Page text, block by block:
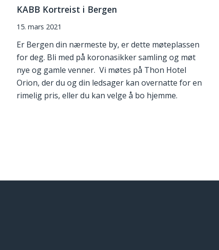
KABB Kortreist i Bergen
15. mars 2021
Er Bergen din nærmeste by, er dette møteplassen
for deg. Bli med på koronasikker samling og møt
nye og gamle venner. Vi møtes på Thon Hotel
Orion, der du og din ledsager kan overnatte for en
rimelig pris, eller du kan velge å bo hjemme.